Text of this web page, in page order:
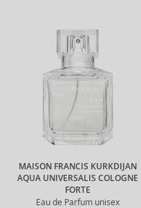
MAISON FRANCIS KURKDIJAN
AQUA UNIVERSALIS COLOGNE
FORTE
Eau de Parfum unisex